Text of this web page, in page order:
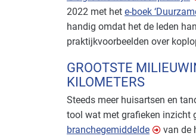
2022 met het e-boek
handig omdat het de leden
praktijkvoorbeelden over
GROOTSTE
KILOMETERS
Steeds meer huisartsen en
tool wat met grafieken inzicht
branchegemiddelde
van de